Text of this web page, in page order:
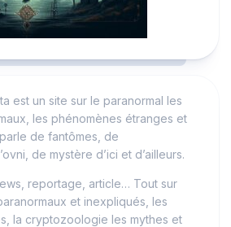
est un site sur le paranormal les
les phénomènes étranges et
de fantômes, de
de mystère d’ici et d’ailleurs.
reportage, article… Tout sur
et inexpliqués, les
la cryptozoologie les mythes et